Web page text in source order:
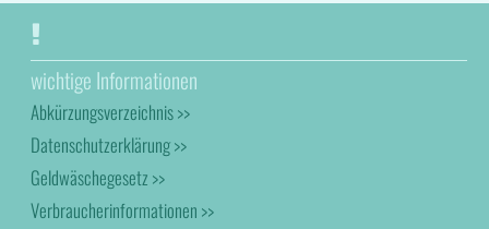
wichtige Informationen
Abkürzungsverzeichnis >>
Datenschutzerklärung >>
Geldwäschegesetz >>
Verbraucherinformationen >>